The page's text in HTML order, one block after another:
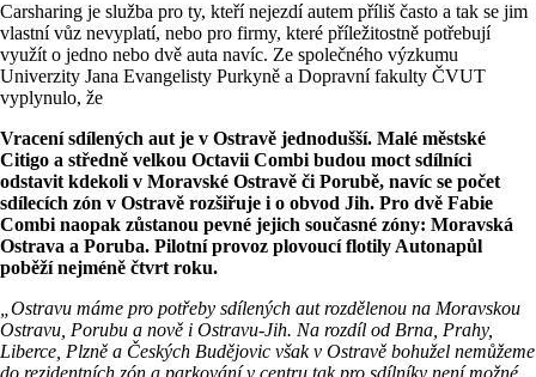
Carsharing je služba pro ty, kteří nejezdí autem příliš často a tak se jim
vlastní vůz nevyplatí, nebo pro firmy, které příležitostně potřebují
využít o jedno nebo dvě auta navíc. Ze společného výzkumu
Univerzity Jana Evangelisty Purkyně a Dopravní fakulty ČVUT
vyplynulo, že
Vracení sdílených aut je v Ostravě jednodušší. Malé městské
Citigo a středně velkou Octavii Combi budou moct sdílníci
odstavit kdekoli v Moravské Ostravě či Porubě, navíc se počet
sdílecích zón v Ostravě rozšiřuje i o obvod Jih. Pro dvě Fabie
Combi naopak zůstanou pevné jejich současné zóny: Moravská
Ostrava a Poruba. Pilotní provoz plovoucí flotily Autonapůl
poběží nejméně čtvrt roku.
„Ostravu máme pro potřeby sdílených aut rozdělenou na Moravskou
Ostravu, Porubu a nově i Ostravu-Jih. Na rozdíl od Brna, Prahy,
Liberce, Plzně a Českých Budějovic však v Ostravě bohužel nemůžeme